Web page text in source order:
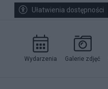
Ułatwienia dostępności
Wydarzenia Galerie zdjęć